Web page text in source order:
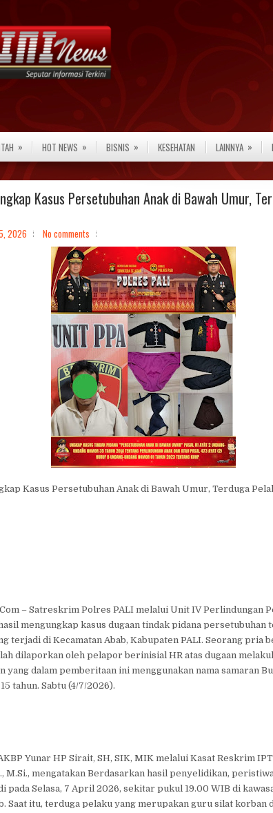
» HOT NEWS » BISNIS » KESEHATAN LAINNYA »
Kasus Persetubuhan Anak di Bawah Umur,
2026 No comments
Kasus Persetubuhan Anak di Bawah Umur, Terduga
– Satreskrim Polres PALI melalui Unit IV Perlindungan
mengungkap kasus dugaan tindak pidana persetubuhan
terjadi di Kecamatan Abab, Kabupaten PALI. Seorang pria
dilaporkan oleh pelapor berinisial HR atas dugaan
yang dalam pemberitaan ini menggunakan nama samaran
tahun. Sabtu (4/7/2026).
Yunar HP Sirait, SH, SIK, MIK melalui Kasat Reskrim
M.Si., mengatakan Berdasarkan hasil penyelidikan,
pada Selasa, 7 April 2026, sekitar pukul 19.00 WIB di
Saat itu, terduga pelaku yang merupakan guru silat korban